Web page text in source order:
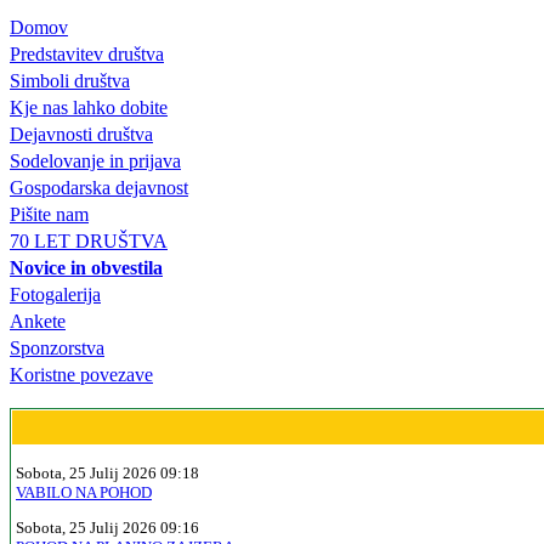
Domov
Predstavitev društva
Simboli društva
Kje nas lahko dobite
Dejavnosti društva
Sodelovanje in prijava
Gospodarska dejavnost
Pišite nam
70 LET DRUŠTVA
Novice in obvestila
Fotogalerija
Ankete
Sponzorstva
Koristne povezave
Sobota, 25 Julij 2026 09:18
VABILO NA POHOD
Sobota, 25 Julij 2026 09:16